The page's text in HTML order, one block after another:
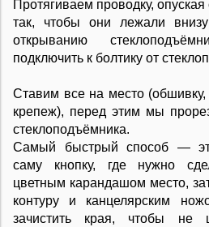
Протягиваем проводку, опуская
так, чтобы они лежали
открыванию
подключить к болтику от
Ставим все на место (обшивку,
крепеж), перед этим мы
стеклоподъёмника.
Самый быстрый способ —
саму кнопку, где нужно
цветным карандашом место,
контуру и канцелярским
зачистить края, чтобы не